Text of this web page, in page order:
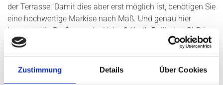
Zustimmung Details Über Cookies
der Terrasse. Damit dies aber erst möglich ist, benötigen Sie
eine hochwertige Markise nach Maß. Und genau hier
kommen die Profis von der Helm & Kurth Rollladen GbR ins
Spiel.
Einzigartige Lösungen rund um Ihren